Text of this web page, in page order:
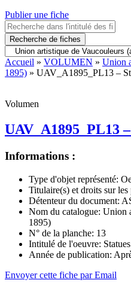
Publier une fiche
Recherche de fiches
Accueil » VOLUMEN » Union
1895) » UAV_A1895_PL13 –
Volumen
UAV_A1895_PL13
Informations :
Type d'objet représenté:
Titulaire(s) et droits sur les
Détenteur du document:
Nom du catalogue: Union
1895)
N° de la planche: 13
Intitulé de l'oeuvre:
Année de publication:
Envoyer cette fiche par Email